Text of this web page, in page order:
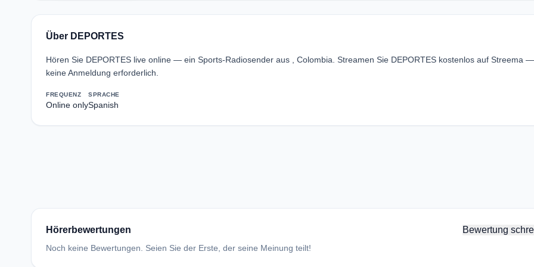
Über DEPORTES
Hören Sie DEPORTES live online — ein Sports-Radiosender aus , Colombia. Streamen Sie DEPORTES kostenlos auf Streema —
keine Anmeldung erforderlich.
FREQUENZ
Online only
SPRACHE
Spanish
Hörerbewertungen Bewertung
Noch keine Bewertungen. Seien Sie der Erste, der seine Meinung teilt!